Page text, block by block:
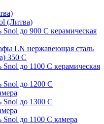
(Литва)
до 900 С керамическая
LN нержавеющая сталь
350 С
до 1100 С керамическая
Snol до 1200 С
Snol до 1300 С
до 1100 С камера